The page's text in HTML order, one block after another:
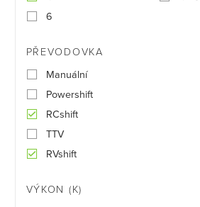
6
PŘEVODOVKA
Manuální
Powershift
RCshift
TTV
RVshift
VÝKON (K)